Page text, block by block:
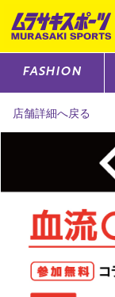
CATEGORY
サーフ
スノー
スケート
FASHION
店舗詳細へ戻る